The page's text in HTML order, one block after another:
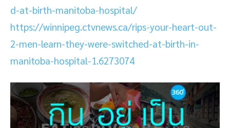
d-at-birth-manitoba-hospital/
https://winnipeg.ctvnews.ca/rips-your-heart-out-
2-men-learn-they-were-switched-at-birth-in-
manitoba-hospital-1.6273074